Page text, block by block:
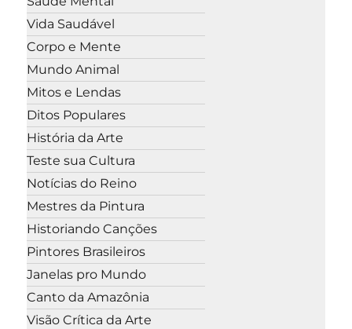
Vida Saudável
Corpo e Mente
Mundo Animal
Mitos e Lendas
Ditos Populares
História da Arte
Teste sua Cultura
Notícias do Reino
Mestres da Pintura
Historiando Canções
Pintores Brasileiros
Janelas pro Mundo
Canto da Amazônia
Visão Crítica da Arte